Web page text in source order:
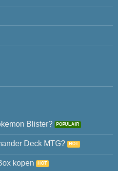
Blister?
Deck MTG?
kopen